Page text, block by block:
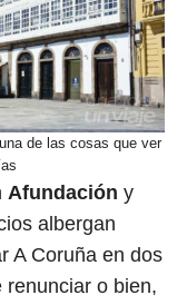
de las cosas que ver
Afundación y
albergan
A Coruña en dos
o bien,